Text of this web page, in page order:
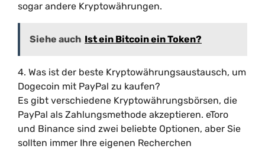
sogar andere Kryptowährungen.
Siehe auch Ist ein Bitcoin ein Token?
4. Was ist der beste Kryptowährungsaustausch, um
Dogecoin mit PayPal zu kaufen?
Es gibt verschiedene Kryptowährungsbörsen, die
PayPal als Zahlungsmethode akzeptieren. eToro
und Binance sind zwei beliebte Optionen, aber Sie
sollten immer Ihre eigenen Recherchen